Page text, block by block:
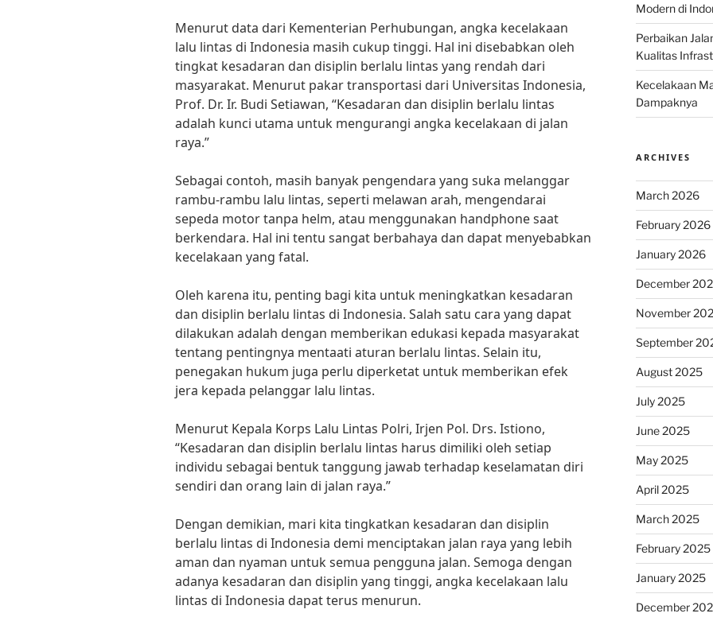
Menurut data dari Kementerian Perhubungan, angka kecelakaan
lalu lintas di Indonesia masih cukup tinggi. Hal ini disebabkan oleh
tingkat kesadaran dan disiplin berlalu lintas yang rendah dari
masyarakat. Menurut pakar transportasi dari Universitas Indonesia,
Prof. Dr. Ir. Budi Setiawan, “Kesadaran dan disiplin berlalu lintas
adalah kunci utama untuk mengurangi angka kecelakaan di jalan
raya.”
Sebagai contoh, masih banyak pengendara yang suka melanggar
rambu-rambu lalu lintas, seperti melawan arah, mengendarai
sepeda motor tanpa helm, atau menggunakan handphone saat
berkendara. Hal ini tentu sangat berbahaya dan dapat menyebabkan
kecelakaan yang fatal.
Oleh karena itu, penting bagi kita untuk meningkatkan kesadaran
dan disiplin berlalu lintas di Indonesia. Salah satu cara yang dapat
dilakukan adalah dengan memberikan edukasi kepada masyarakat
tentang pentingnya mentaati aturan berlalu lintas. Selain itu,
penegakan hukum juga perlu diperketat untuk memberikan efek
jera kepada pelanggar lalu lintas.
Menurut Kepala Korps Lalu Lintas Polri, Irjen Pol. Drs. Istiono,
“Kesadaran dan disiplin berlalu lintas harus dimiliki oleh setiap
individu sebagai bentuk tanggung jawab terhadap keselamatan diri
sendiri dan orang lain di jalan raya.”
Dengan demikian, mari kita tingkatkan kesadaran dan disiplin
berlalu lintas di Indonesia demi menciptakan jalan raya yang lebih
aman dan nyaman untuk semua pengguna jalan. Semoga dengan
adanya kesadaran dan disiplin yang tinggi, angka kecelakaan lalu
lintas di Indonesia dapat terus menurun.
Modern di
Perbaikan
Kualitas
Kecelakaan
Dampaknya
ARCHIVES
March 2026
February 2026
January 2026
December
November
September
August 2025
July 2025
June 2025
May 2025
April 2025
March 2025
February 2025
January 2025
December